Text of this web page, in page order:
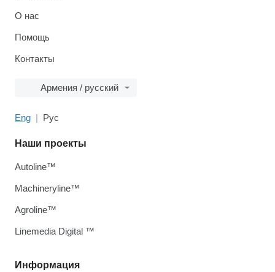
О нас
Помощь
Контакты
Армения / русский
Eng Рус
Информация
Наши проекты
Autoline™
Machineryline™
Agroline™
Linemedia Digital ™